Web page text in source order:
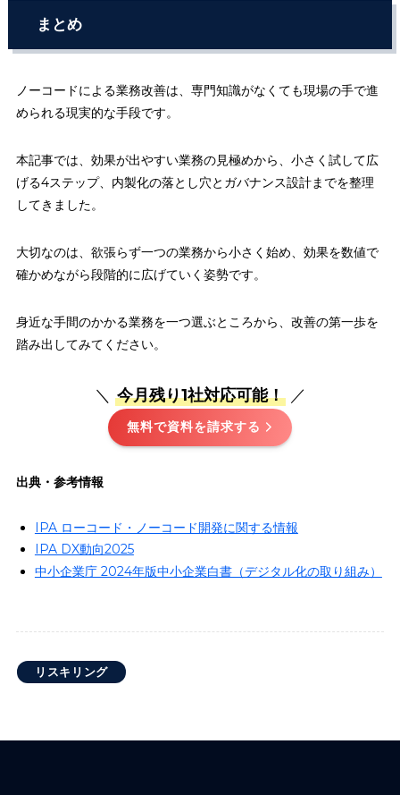
まとめ
ノーコードによる業務改善は、専門知識がなくても現場の手で進
められる現実的な手段です。
本記事では、効果が出やすい業務の見極めから、小さく試して広
げる4ステップ、内製化の落とし穴とガバナンス設計までを整理
してきました。
大切なのは、欲張らず一つの業務から小さく始め、効果を数値で
確かめながら段階的に広げていく姿勢です。
身近な手間のかかる業務を一つ選ぶところから、改善の第一歩を
踏み出してみてください。
＼ 今月残り1社対応可能！／
無料で資料を請求する
出典・参考情報
IPA ローコード・ノーコード開発に関する情報
IPA DX動向2025
中小企業庁 2024年版中小企業白書（デジタル化の取り組み）
リスキリング